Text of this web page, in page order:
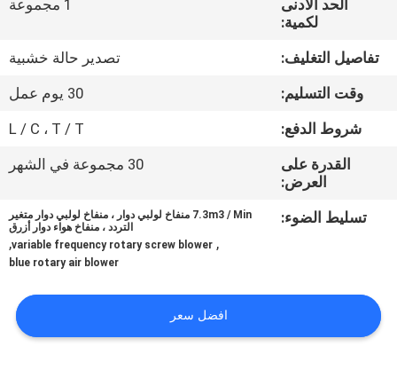
جولة
في
المعمل
مراقبة
الجودة
اتصل
اطلب
اقتباس
الحد الأدنى
لكمية:
1 مجموعة
تفاصيل التغليف:
تصدير حالة خشبية
وقت التسليم:
30 يوم عمل
شروط الدفع:
L / C ، T / T
القدرة على
العرض:
30 مجموعة في الشهر
تسليط الضوء:
7.3m3 / Min منفاخ لولبي دوار ، منفاخ لولبي دوار متغير
التردد ، منفاخ هواء دوار أزرق
,
variable frequency rotary screw blower
,
blue rotary air blower
افضل سعر